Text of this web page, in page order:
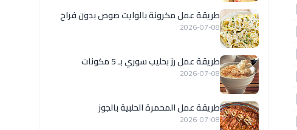
طريقة عمل مكرونة بالوايت صوص بدون فراخ
2026-07-08
طريقة عمل رز بحليب سوري بـ 5 مكونات
2026-07-08
طريقة عمل المحمرة الحلبية بالجوز
2026-07-08